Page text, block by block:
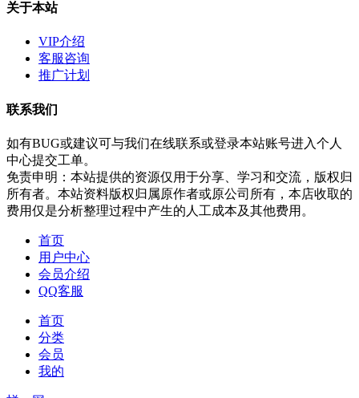
关于本站
VIP介绍
客服咨询
推广计划
联系我们
如有BUG或建议可与我们在线联系或登录本站账号进入个人
中心提交工单。
免责申明：本站提供的资源仅用于分享、学习和交流，版权归
所有者。本站资料版权归属原作者或原公司所有，本店收取的
费用仅是分析整理过程中产生的人工成本及其他费用。
首页
用户中心
会员介绍
QQ客服
首页
分类
会员
我的